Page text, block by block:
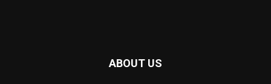
ABOUT US